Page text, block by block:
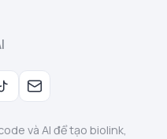
và AI để tạo biolink,